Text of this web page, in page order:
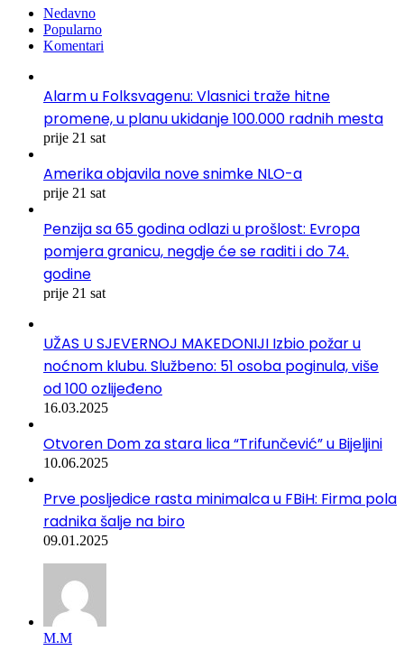
Nedavno
Popularno
Komentari
Alarm u Folksvagenu: Vlasnici traže hitne
promene, u planu ukidanje 100.000 radnih mesta
prije 21 sat
Amerika objavila nove snimke NLO-a
prije 21 sat
Penzija sa 65 godina odlazi u prošlost: Evropa
pomjera granicu, negdje će se raditi i do 74.
godine
prije 21 sat
UŽAS U SJEVERNOJ MAKEDONIJI Izbio požar u
noćnom klubu. Službeno: 51 osoba poginula, više
od 100 ozlijeđeno
16.03.2025
Otvoren Dom za stara lica “Trifunčević” u Bijeljini
10.06.2025
Prve posljedice rasta minimalca u FBiH: Firma pola
radnika šalje na biro
09.01.2025
М.М